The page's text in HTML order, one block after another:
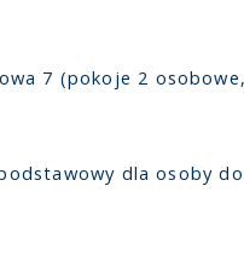
7 (pokoje 2
dla osoby